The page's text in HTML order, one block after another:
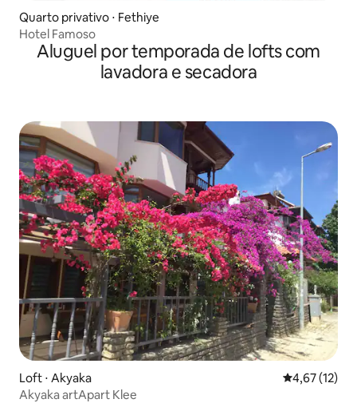
Quarto privativo ⋅ Fethiye
Hotel Famoso
Aluguel por temporada de lofts com
lavadora e secadora
Loft ⋅ Akyaka 4,67 de uma
4,67 (12)
Akyaka artApart Klee